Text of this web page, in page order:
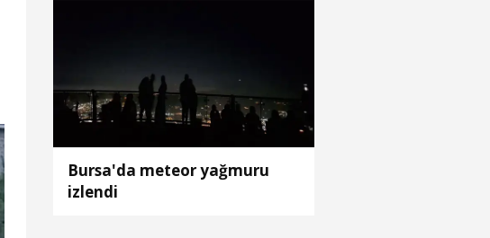
Bursa'da meteor yağmuru
izlendi